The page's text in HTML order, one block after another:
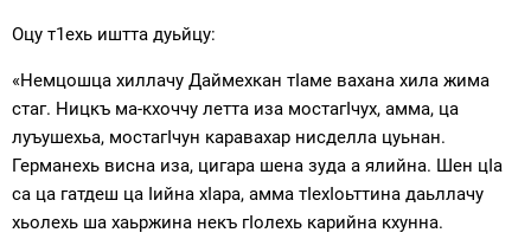
Оцу т1ехь иштта дуьйцу:
«Немцошца хиллачу Даймехкан тIаме вахана хила жима
стаг. Ницкъ ма-кхоччу летта иза мостагIчух, амма, ца
луъушехьа, мостагIчун каравахар нисделла цуьнан.
Германехь висна иза, цигара шена зуда а ялийна. Шен цIа
са ца гатдеш ца Iийна хIара, амма тIехIоьттина даьллачу
хьолехь ша хаьржина некъ гIолехь карийна кхунна.